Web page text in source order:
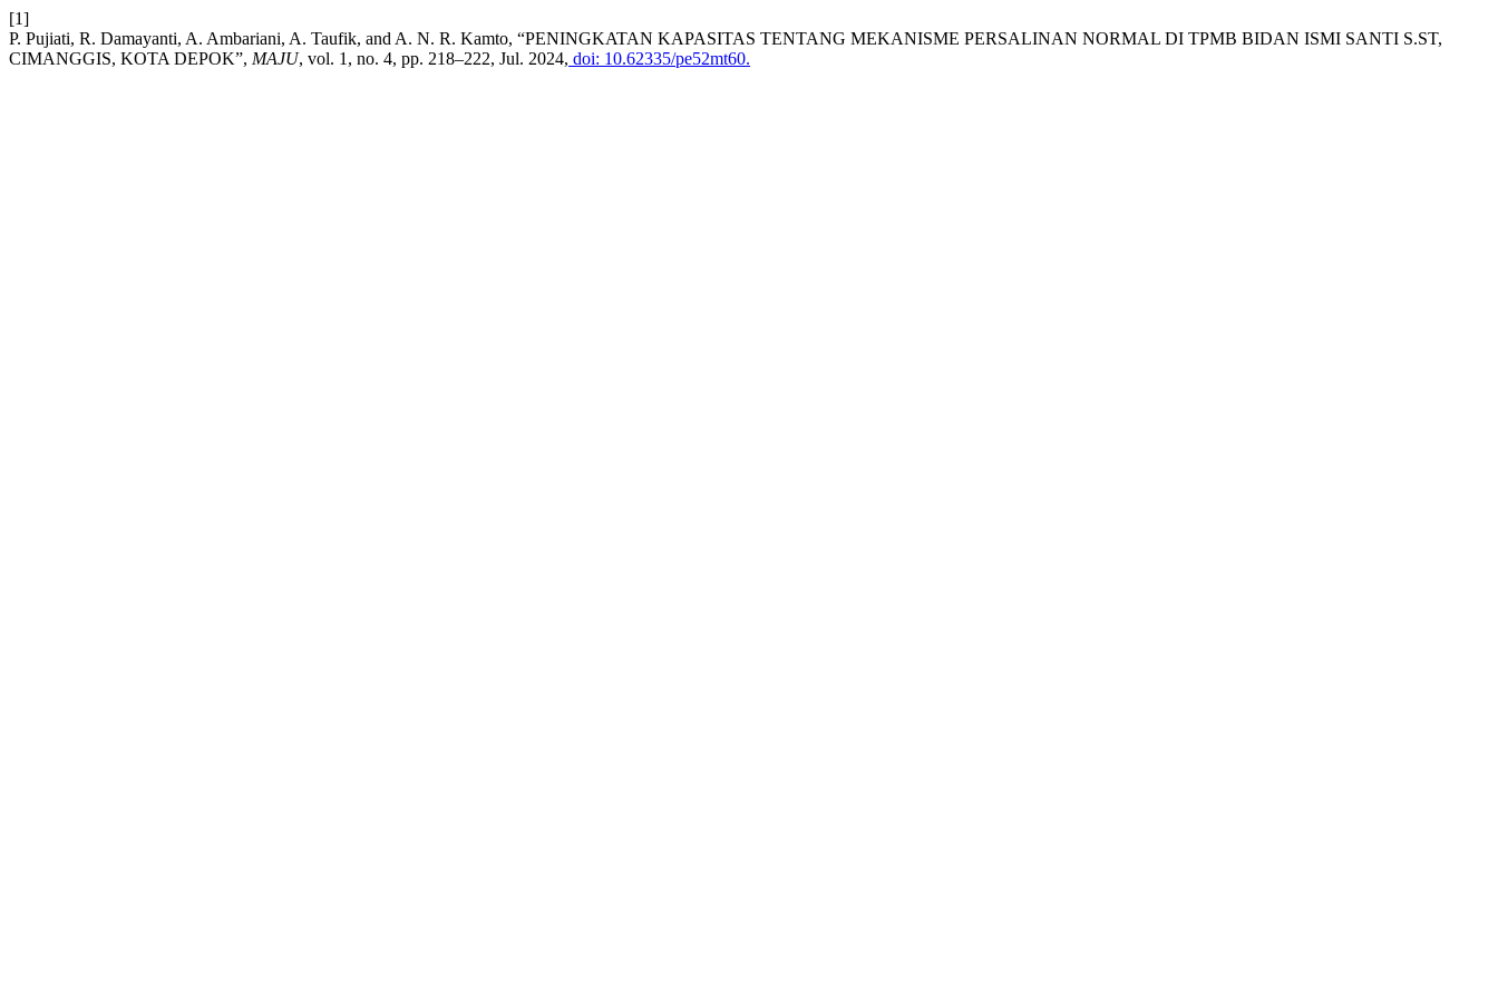
[1]
P. Pujiati, R. Damayanti, A. Ambariani, A. Taufik, and A. N. R. Kamto, “PENINGKATAN KAPASITAS TENTANG MEKANISME PERSALINAN NORMAL DI TPMB BIDAN ISMI SANTI S.ST,
CIMANGGIS, KOTA DEPOK”, MAJU, vol. 1, no. 4, pp. 218–222, Jul. 2024, doi: 10.62335/pe52mt60.